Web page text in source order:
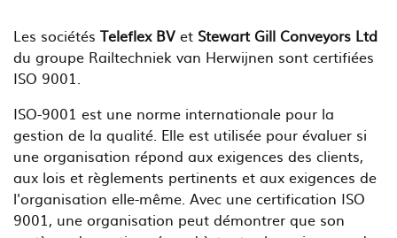
Les sociétés Teleflex BV et Stewart Gill Conveyors Ltd
du groupe Railtechniek van Herwijnen sont certifiées
ISO 9001.
ISO-9001 est une norme internationale pour la
gestion de la qualité. Elle est utilisée pour évaluer si
une organisation répond aux exigences des clients,
aux lois et règlements pertinents et aux exigences de
l'organisation elle-même. Avec une certification ISO
9001, une organisation peut démontrer que son